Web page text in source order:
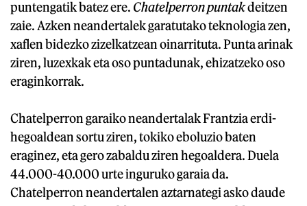
puntengatik batez ere. Chatelperron puntakdeitzen
zaie. Azken neandertalek garatutako teknologia zen,
xaflen bidezko zizelkatzean oinarrituta. Punta arinak
ziren, luzexkak eta oso puntadunak, ehizatzeko oso
eraginkorrak.
Chatelperron garaiko neandertalak Frantzia erdi-
hegoaldean sortu ziren, tokiko eboluzio baten
eraginez, eta gero zabaldu ziren hegoaldera. Duela
44.000-40.000 urte inguruko garaia da.
Chatelperron neandertalen aztarnategi asko daude